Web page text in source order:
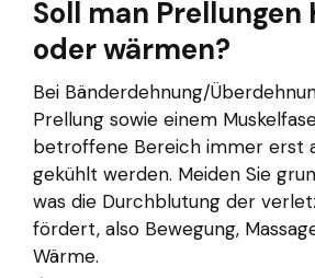
Soll man Prellungen
oder wärmen?
Bei Bänderdehnung/
Prellung sowie einem
betroffene Bereich immer erst
gekühlt werden. Meiden Sie
was die Durchblutung der
fördert, also Bewegung,
Wärme.